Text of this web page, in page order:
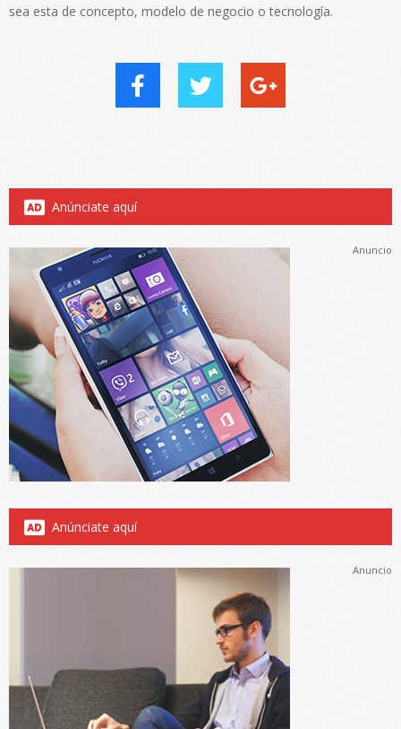
sea esta de concepto, modelo de negocio o tecnología.
Anúnciate aquí
Anuncio
Anúnciate aquí
Anuncio